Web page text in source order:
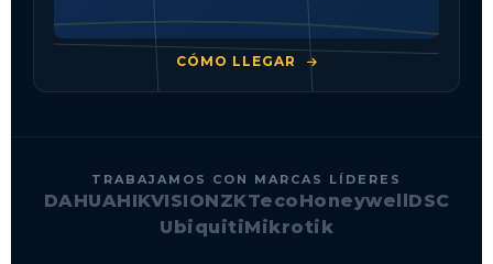
CÓMO LLEGAR
TRABAJAMOS CON MARCAS LÍDERES
DAHUAHIKVISIONZKTecoHoneywell DSC
UbiquitiMikrotik